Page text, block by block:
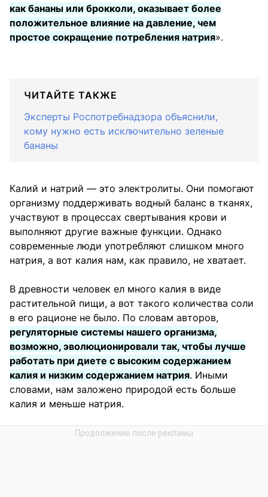
как бананы или брокколи, оказывает более
положительное влияние на давление, чем
простое сокращение потребления натрия».
ЧИТАЙТЕ ТАКЖЕ
Эксперты Роспотребнадзора объяснили,
кому нужно есть исключительно зеленые
бананы
Калий и натрий — это электролиты. Они помогают
организму поддерживать водный баланс в тканях,
участвуют в процессах свертывания крови и
выполняют другие важные функции. Однако
современные люди употребляют слишком много
натрия, а вот калия нам, как правило, не хватает.
В древности человек ел много калия в виде
растительной пищи, а вот такого количества соли
в его рационе не было. По словам авторов,
регуляторные системы нашего организма,
возможно, эволюционировали так, чтобы лучше
работать при диете с высоким содержанием
калия и низким содержанием натрия. Иными
словами, нам заложено природой есть больше
калия и меньше натрия.